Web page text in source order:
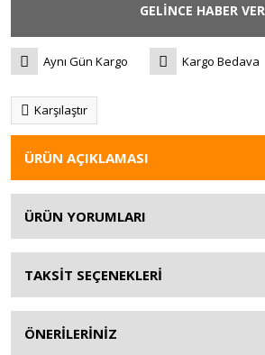
GELİNCE HABER VER
Aynı Gün Kargo Kargo Bedava
Karşılaştır
ÜRÜN AÇIKLAMASI
ÜRÜN YORUMLARI
TAKSİT SEÇENEKLERİ
ÖNERİLERİNİZ